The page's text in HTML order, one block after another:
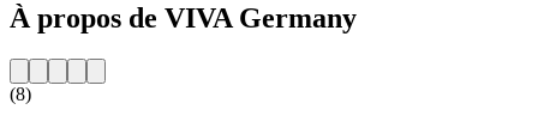
À propos de VIVA Germany
(8)